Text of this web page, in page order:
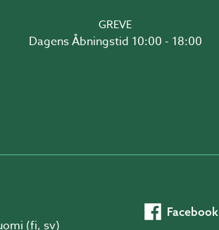
GREVE
Dagens Åbningstid 10:00 - 18:00
Facebook
(fi, sv)